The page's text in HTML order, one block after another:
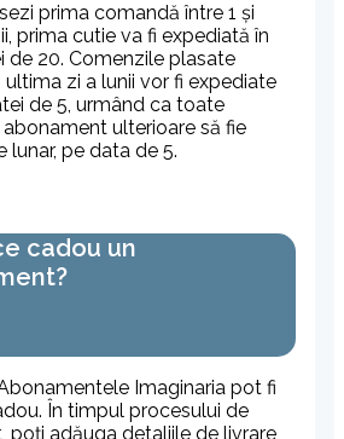
prima comandă între 1 și
prima cutie va fi expediată în
de 20. Comenzile plasate
ultima zi a lunii vor fi expediate
de 5, urmând ca toate
ulterioare să fie
lunar, pe data de 5.
cadou un
Imaginaria pot fi
În timpul procesului de
poți adăuga detaliile de livrare